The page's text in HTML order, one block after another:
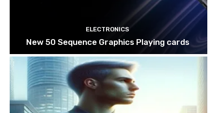
ELECTRONICS
New 50 Sequence Graphics Playing cards